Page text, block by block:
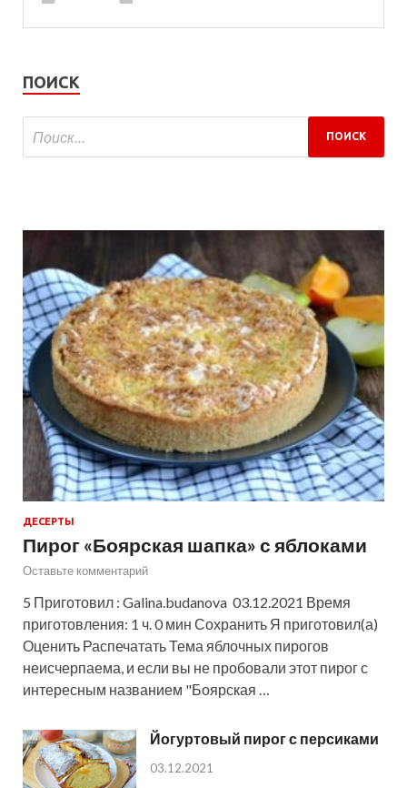
ПОИСК
ДЕСЕРТЫ
Пирог «Боярская шапка» с яблоками
Оставьте комментарий
5 Приготовил : Galina.budanova 03.12.2021 Время
приготовления: 1 ч. 0 мин Сохранить Я приготовил(а)
Оценить Распечатать Тема яблочных пирогов
неисчерпаема, и если вы не пробовали этот пирог с
интересным названием "Боярская …
Йогуртовый пирог с персиками
03.12.2021